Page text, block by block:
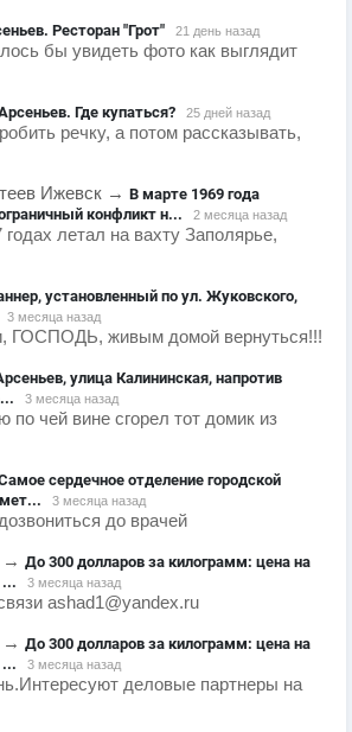
Ресторан "Грот" 21 день назад
бы увидеть фото как выглядит
Где купаться? 25 дней назад
речку, а потом рассказывать,
Ижевск → В марте 1969 года
конфликт н...
2 месяца назад
годах летал на вахту Заполярье,
установленный по ул. Жуковского,
3 месяца назад
ГОСПОДЬ, живым домой вернуться!!!
улица Калининская, напротив
3 месяца назад
по чей вине сгорел тот домик из
сердечное отделение городской
3 месяца назад
до врачей
→ До 300 долларов за килограмм: цена на
...
3 месяца назад
ashad1@yandex.ru
→ До 300 долларов за килограмм: цена на
...
3 месяца назад
деловые партнеры на